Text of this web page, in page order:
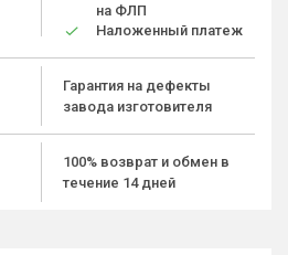
на ФЛП
Наложенный платеж
Гарантия на дефекты
завода изготовителя
100% возврат и обмен в
течение 14 дней